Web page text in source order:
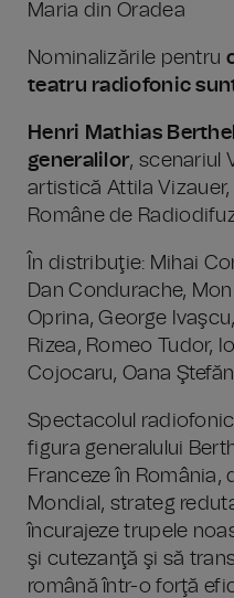
Maria din Oradea
Nominalizările pentru
teatru radiofonic
Henri Mathias
generalilor, scenariul
artistică Attila
Române de
În distribuţie: Mihai
Dan Condurache,
Oprina, George
Rizea, Romeo Tudor,
Cojocaru, Oana
Spectacolul
figura generalului
Franceze în România,
Mondial, strateg
încurajeze trupele
şi cutezanţă şi să
română într-o forţă